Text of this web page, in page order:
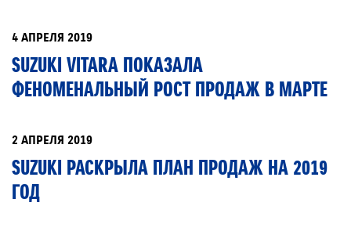
4 АПРЕЛЯ 2019
SUZUKI VITARA ПОКАЗАЛА
ФЕНОМЕНАЛЬНЫЙ РОСТ ПРОДАЖ В МАРТЕ
2 АПРЕЛЯ 2019
SUZUKI РАСКРЫЛА ПЛАН ПРОДАЖ НА 2019
ГОД